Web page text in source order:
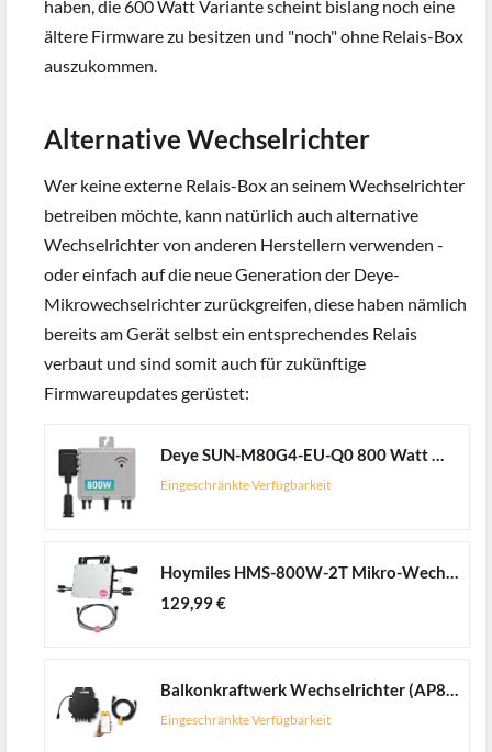
haben, die 600 Watt Variante scheint bislang noch eine
ältere Firmware zu besitzen und "noch" ohne Relais-Box
auszukommen.
Alternative Wechselrichter
Wer keine externe Relais-Box an seinem Wechselrichter
betreiben möchte, kann natürlich auch alternative
Wechselrichter von anderen Herstellern verwenden -
oder einfach auf die neue Generation der Deye-
Mikrowechselrichter zurückgreifen, diese haben nämlich
bereits am Gerät selbst ein entsprechendes Relais
verbaut und sind somit auch für zukünftige
Firmwareupdates gerüstet:
Deye SUN-M80G4-EU-Q0 800 Watt Mikrowechselrichter - Plug & Play, perfekt für Balkonkraftwerke
Eingeschränkte Verfügbarkeit
Hoymiles HMS-800W-2T Mikro-Wechselrichter mit integrierter WiFi DTU | inkl. 5m HMS Field Connector Kabel | bis zu 2 PV-Module | 800 Watt | VDE konform | für Balkonkraftwerke - at-Version
129,99 €
Balkonkraftwerk Wechselrichter (AP800W)
Eingeschränkte Verfügbarkeit